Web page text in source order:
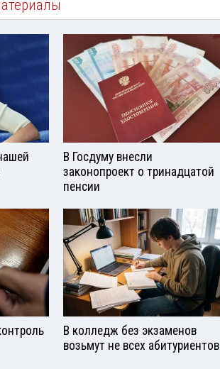
В Госдуму внесли
законопроект о тринадцатой
пенсии
В колледж без экзаменов
возьмут не всех абитуриентов